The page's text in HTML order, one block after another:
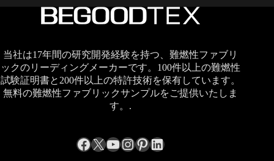
当社は17年間の研究開発経験を持つ、難燃性ファブリ
ックのリーディングメーカーです。100件以上の難燃性
試験証明書と200件以上の特許技術を保有しています。
無料の難燃性ファブリックサンプルをご提供いたしま
す。.
Facebook
X YouTube
Instagram
Pinterest
LinkedIn